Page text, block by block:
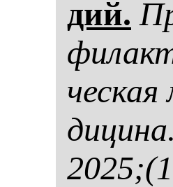
дий.
ди­ци­на.